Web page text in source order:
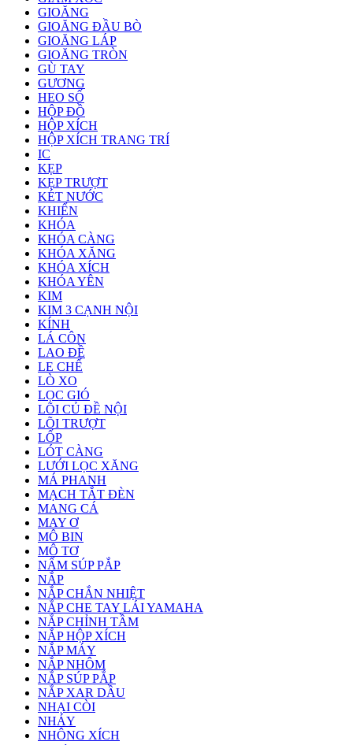
GIOĂNG
GIOĂNG ĐẦU BÒ
GIOĂNG LÁP
GIOĂNG TRÒN
GÙ TAY
GƯƠNG
HEO SỐ
HỘP ĐỒ
HỘP XÍCH
HỘP XÍCH TRANG TRÍ
IC
KẸP
KẸP TRƯỢT
KÉT NƯỚC
KHIỂN
KHÓA
KHÓA CÀNG
KHÓA XĂNG
KHÓA XÍCH
KHÓA YÊN
KIM
KIM 3 CẠNH NỘI
KÍNH
LÁ CÔN
LAO ĐỀ
LE CHẾ
LÒ XO
LỌC GIÓ
LÕI CỦ ĐỀ NỘI
LÕI TRƯỢT
LỐP
LÓT CÀNG
LƯỚI LỌC XĂNG
MÁ PHANH
MẠCH TẮT ĐÈN
MANG CÁ
MAY Ơ
MÔ BIN
MÔ TƠ
NẤM SÚP PẮP
NẮP
NẮP CHẮN NHIỆT
NẮP CHE TAY LÁI YAMAHA
NẮP CHỈNH TẦM
NẮP HỘP XÍCH
NẮP MÁY
NẮP NHÔM
NẮP SÚP PẮP
NẮP XAR DẦU
NHẠI CÒI
NHÁY
NHÔNG XÍCH